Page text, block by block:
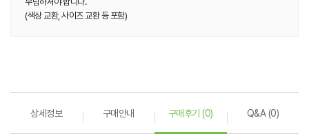
(색상 교환, 사이즈 교환 등 포함)
상세정보 구매안내 구매후기 (0) Q&A (0)